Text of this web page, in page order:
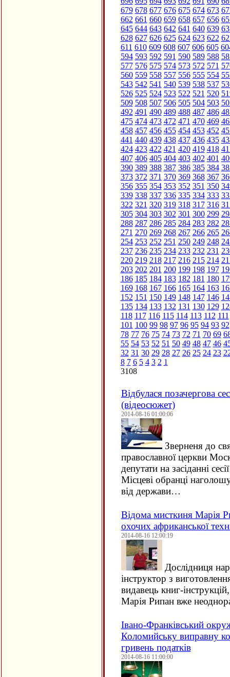
679 678 677 676 675 674 673
662 661 660 659 658 657 656
645 644 643 642 641 640 639
628 627 626 625 624 623 622
611 610 609 608 607 606 605
594 593 592 591 590 589 588
577 576 575 574 573 572 571
560 559 558 557 556 555 554
543 542 541 540 539 538 537
526 525 524 523 522 521 520
509 508 507 506 505 504 503
492 491 490 489 488 487 486
475 474 473 472 471 470 469
458 457 456 455 454 453 452
441 440 439 438 437 436 435
424 423 422 421 420 419 418
407 406 405 404 403 402 401
390 389 388 387 386 385 384
373 372 371 370 369 368 367
356 355 354 353 352 351 350
339 338 337 336 335 334 333
322 321 320 319 318 317 316
305 304 303 302 301 300 299
288 287 286 285 284 283 282
271 270 269 268 267 266 265
254 253 252 251 250 249 248
237 236 235 234 233 232 231
220 219 218 217 216 215 214
203 202 201 200 199 198 197
186 185 184 183 182 181 180
169 168 167 166 165 164 163
152 151 150 149 148 147 146
135 134 133 132 131 130 129
118 117 116 115 114 113 112 111
101 100 99 98 97 96 95 94 93 92
78 77 76 75 74 73 72 71 70 69
55 54 53 52 51 50 49 48 47 46
32 31 30 29 28 27 26 25 24 23
8 7 6 5 4 3 2 1
3108
Відбулася позачергова
(відеосюжет)
2014-08-16 01:00:06
Зверненя до
православної церкви
депутати на засіданні
Місцеві обранці
від держави…
Відома мисткиня Марія
охочих африканської
2014-08-16 12:00:19
Дослідниця
інструктор з
видавець книг-
Марія Рипан вже
Івано-Франківський
Коломийську виправну
гривень податків
2014-08-16 11:00:00